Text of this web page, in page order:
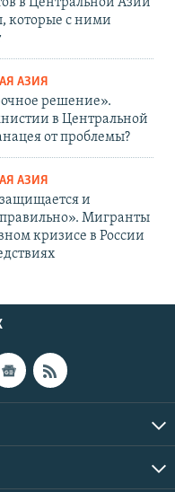
в Центральной Азии
которые с ними
АЗИЯ
решение».
в Центральной
от проблемы?
АЗИЯ
и
правильно». Мигранты
кризисе в России